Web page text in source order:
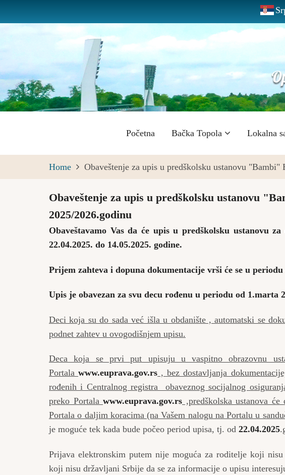
to
main
content
Main
navigation
Početna Bačka Topola Lokalna
Home Obaveštenje za upis u predškolsku ustanovu
Obaveštenje za upis u predškolsku ustanovu
2025/2026.godinu
Obaveštavamo Vas da će upis u predškolsku ustanovu
22.04.2025. do 14.05.2025. godine.
Prijem zahteva i dopuna dokumentacije vrši će se u periodu
Upis je obavezan za svu decu rođenu u periodu od 1.marta
Deci koja su do sada već išla u obdanište , automatski se
podnet zahtev u ovogodišnjem upisu.
Deca koja se prvi put upisuju u vaspitno obrazovnu
Portalawww.euprava.gov.rs , bez dostavljanja
rođenih i Centralnog registra obaveznog socijalnog
preko Portala www.euprava.gov.rs ,predškolska ustanova
Portala o daljim koracima (na Vašem nalogu na Portalu u
je moguće tek kada bude počeo period upisa, tj. od 22.04.2025
Prijava elektronskim putem nije moguća za roditelje koji
koji nisu državljani Srbije da se za informacije o upisu